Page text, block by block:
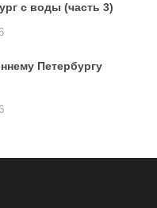
с воды (часть 3)
Петербургу